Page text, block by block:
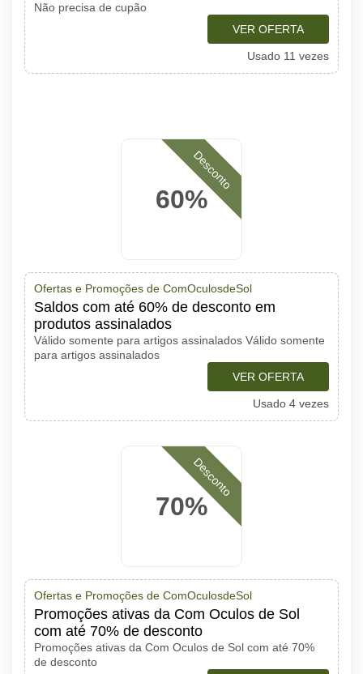
Não precisa de cupão
VER OFERTA
Usado 11 vezes
60%
Desconto
Ofertas e Promoções de ComOculosdeSol
Saldos com até 60% de desconto em
produtos assinalados
Válido somente para artigos assinalados Válido somente
para artigos assinalados
VER OFERTA
Usado 4 vezes
70%
Desconto
Ofertas e Promoções de ComOculosdeSol
Promoções ativas da Com Oculos de Sol
com até 70% de desconto
Promoções ativas da Com Oculos de Sol com até 70%
de desconto